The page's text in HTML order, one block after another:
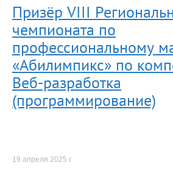
Призёр VIII
чемпионата по
профессиональному
«Абилимпикс» по
Веб-разработка
(программирование)
19 апреля 2025 г.